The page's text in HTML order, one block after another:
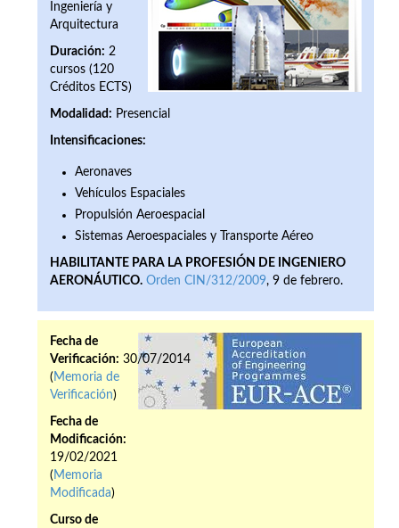
Ingeniería y
Arquitectura
Duración: 2
cursos (120
Créditos ECTS)
Modalidad: Presencial
Intensificaciones:
Aeronaves
Vehículos Espaciales
Propulsión Aeroespacial
Sistemas Aeroespaciales y Transporte Aéreo
HABILITANTE PARA LA PROFESIÓN DE INGENIERO
AERONÁUTICO. Orden CIN/312/2009, 9 de febrero.
Fecha de
Verificación: 30/07/2014
( Memoria de
Verificación)
Fecha de
Modificación:
19/02/2021
( Memoria
Modificada)
Curso de